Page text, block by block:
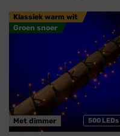
500 LEDs
Klassiek warm wit
Groen snoer
Met dimmer